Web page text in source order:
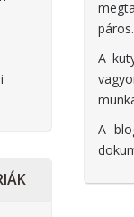
páros.
A
A